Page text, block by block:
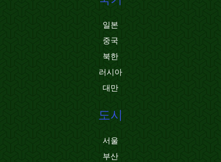
일본
중국
북한
러시아
대만
도시
서울
부산